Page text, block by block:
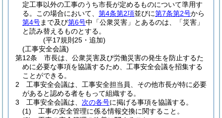
定工事以外の工事のうち市長が定めるものについて準用す
る。
この場合において、 第4条第2項並びに第7条第2号から
第4号まで及び第6号中「公衆災害」とあるのは、「災害」
と読み替えるものとする。
(平17規則25・追加)
(工事安全会議)
第12条
市長は、公衆災害及び労働災害の発生を防止するた
めに必要な事項を協議するため、工事安全会議を招集する
ことができる。
2
工事安全会議は、工事安全担当員、その他市長が特に必要
があると認める者をもって組織する。
3
工事安全会議は、 次の各号に掲げる事項を協議する。
(1)
工事の安全管理に係る情報交換に関すること。